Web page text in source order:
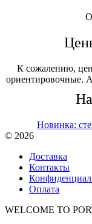
К сожалению,
ориентировочные.
Новинка:
© 2026
Доставка
Контакты
Оплата
WELCOME TO